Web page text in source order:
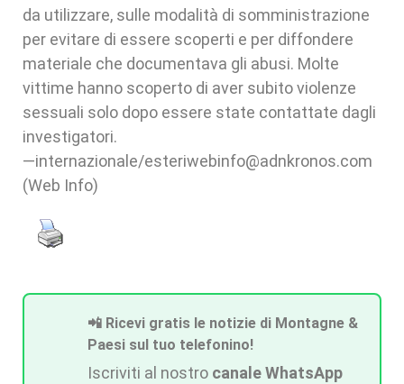
da utilizzare, sulle modalità di somministrazione
per evitare di essere scoperti e per diffondere
materiale che documentava gli abusi. Molte
vittime hanno scoperto di aver subito violenze
sessuali solo dopo essere state contattate dagli
investigatori.
—internazionale/esteriwebinfo@adnkronos.com
(Web Info)
📲 Ricevi gratis le notizie di Montagne &
Paesi sul tuo telefonino!
Iscriviti al nostro canale WhatsApp